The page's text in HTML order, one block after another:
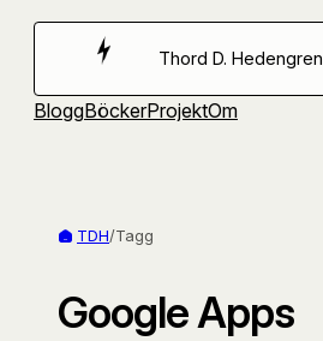
Hoppa
Thord D. Hedengren
BloggBöckerProjektOm
TDH/Tagg
Google Apps